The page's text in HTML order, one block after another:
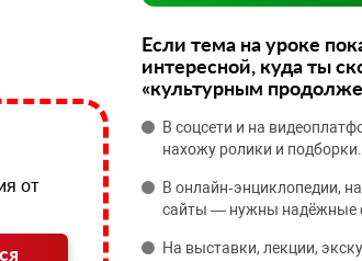
от
Если тема на уроке
интересной, куда ты
«культурным
В соцсети и на
нахожу ролики и подборки.
В онлайн‑энциклопедии,
сайты — нужны надёжные
На выставки, лекции,